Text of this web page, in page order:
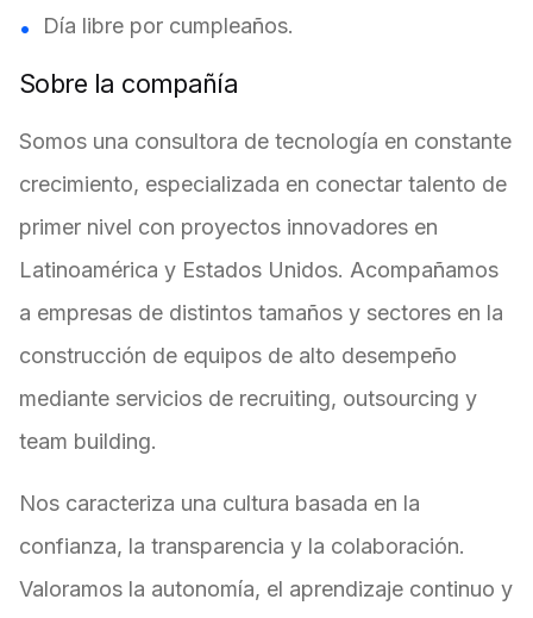
Día libre por cumpleaños.
Sobre la compañía
Somos una consultora de tecnología en constante
crecimiento, especializada en conectar talento de
primer nivel con proyectos innovadores en
Latinoamérica y Estados Unidos. Acompañamos
a empresas de distintos tamaños y sectores en la
construcción de equipos de alto desempeño
mediante servicios de recruiting, outsourcing y
team building.
Nos caracteriza una cultura basada en la
confianza, la transparencia y la colaboración.
Valoramos la autonomía, el aprendizaje continuo y